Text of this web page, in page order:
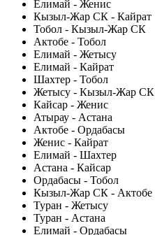
Елимай - Женис
Кызыл-Жар СК - Кайрат
Тобол - Кызыл-Жар СК
Актобе - Тобол
Елимай - Жетысу
Елимай - Кайрат
Шахтер - Тобол
Жетысу - Кызыл-Жар СК
Кайсар - Женис
Атырау - Астана
Актобе - Ордабасы
Женис - Кайрат
Елимай - Шахтер
Астана - Кайсар
Ордабасы - Тобол
Кызыл-Жар СК - Актобе
Туран - Жетысу
Туран - Астана
Елимай - Ордабасы